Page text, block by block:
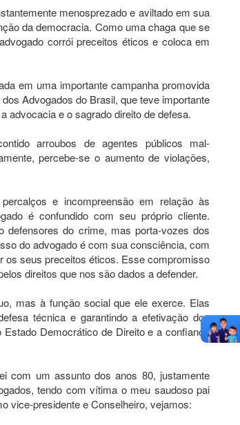
menosprezado e aviltado em sua
da democracia. Como uma chaga que se
corrói preceitos éticos e coloca em
em uma importante campanha promovida
Advogados do Brasil, que teve importante
advocacia e o sagrado direito de defesa.
arroubos de agentes públicos mal-
percebe-se o aumento de violações,
e incompreensão em relação às
é confundido com seu próprio cliente.
defensores do crime, mas porta-vozes dos
do advogado é com sua consciência, com
os seus preceitos éticos. Esse compromisso
direitos que nos são dados a defender.
mas à função social que ele exerce. Elas
técnica e garantindo a efetivação dos
Democrático de Direito e a confiança
com um assunto dos anos 80, justamente
tendo com vítima o meu saudoso pai
vice-presidente e Conselheiro, vejamos: